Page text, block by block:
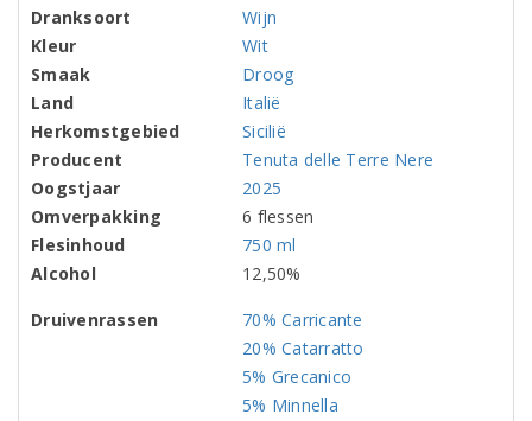
Dranksoort
Wijn
Kleur
Wit
Smaak
Droog
Land
Italië
Herkomstgebied
Sicilië
Producent
Tenuta delle Terre Nere
Oogstjaar
2025
Omverpakking
6 flessen
Flesinhoud
750 ml
Alcohol
12,50%
Druivenrassen
70% Carricante
20% Catarratto
5% Grecanico
5% Minnella